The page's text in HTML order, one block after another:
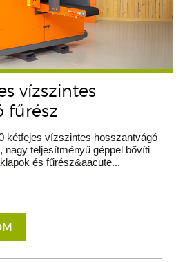
vízszintes
fűrész
kétfejes vízszintes hosszantvágó
nagy teljesítményű géppel bővíti
és fűrész&aacute...